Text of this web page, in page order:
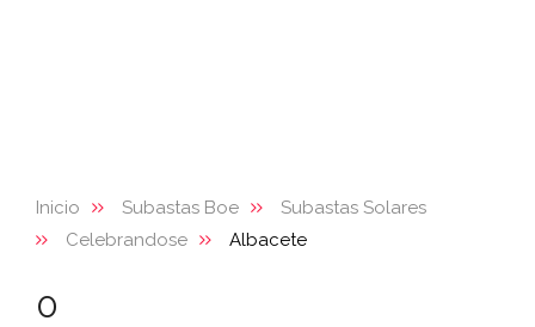
Inicio Subastas Boe
Subastas Solares
Celebrandose
Albacete
0